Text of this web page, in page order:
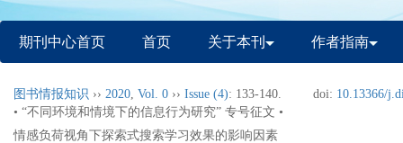
期刊中心首页 首页 关于本刊 作者指南
图书情报知识 ›› 2020, Vol. 0 ›› Issue (4): 133-140. doi: 10.13366/
• “不同环境和情境下的信息行为研究” 专号征文 •
情感负荷视角下探索式搜索学习效果的影响因素